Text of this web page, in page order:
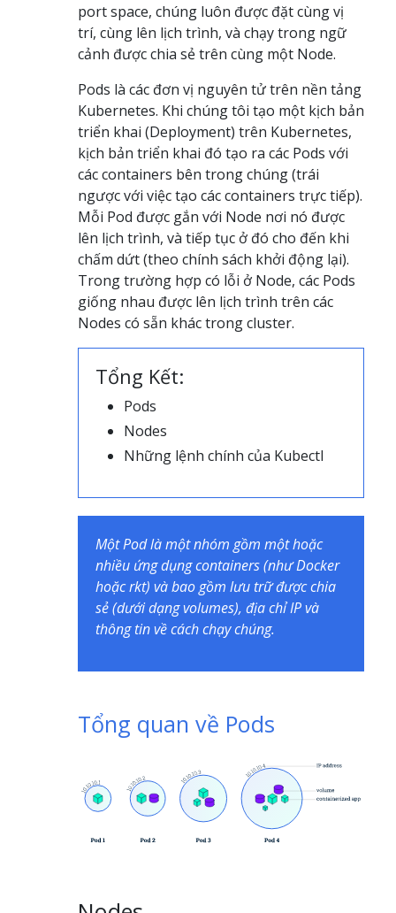
port space, chúng luôn được đặt cùng vị
trí, cùng lên lịch trình, và chạy trong ngữ
cảnh được chia sẻ trên cùng một Node.
Pods là các đơn vị nguyên tử trên nền tảng
Kubernetes. Khi chúng tôi tạo một kịch bản
triển khai (Deployment) trên Kubernetes,
kịch bản triển khai đó tạo ra các Pods với
các containers bên trong chúng (trái
ngược với việc tạo các containers trực tiếp).
Mỗi Pod được gắn với Node nơi nó được
lên lịch trình, và tiếp tục ở đó cho đến khi
chấm dứt (theo chính sách khởi động lại).
Trong trường hợp có lỗi ở Node, các Pods
giống nhau được lên lịch trình trên các
Nodes có sẵn khác trong cluster.
Tổng Kết:
Pods
Nodes
Những lệnh chính của Kubectl
Một Pod là một nhóm gồm một hoặc
nhiều ứng dụng containers (như Docker
hoặc rkt) và bao gồm lưu trữ được chia
sẻ (dưới dạng volumes), địa chỉ IP và
thông tin về cách chạy chúng.
Tổng quan về Pods